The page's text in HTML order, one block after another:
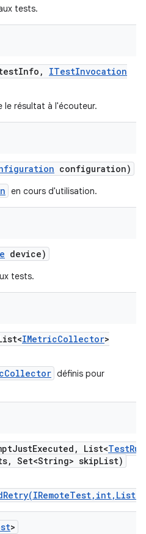
tests.
Info , ITestInvocation
le résultat à l'écouteur.
configuration)
en cours d'utilisation.
device)
tests.
IMetricCollector>
définis pour
JustExecuted , List<TestRun
, Set<String> skipList)
>